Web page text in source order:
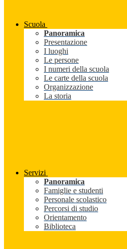
Scuola
Panoramica
Presentazione
I luoghi
Le persone
I numeri della scuola
Le carte della scuola
Organizzazione
La storia
Servizi
Panoramica
Famiglie e studenti
Personale scolastico
Percorsi di studio
Orientamento
Biblioteca